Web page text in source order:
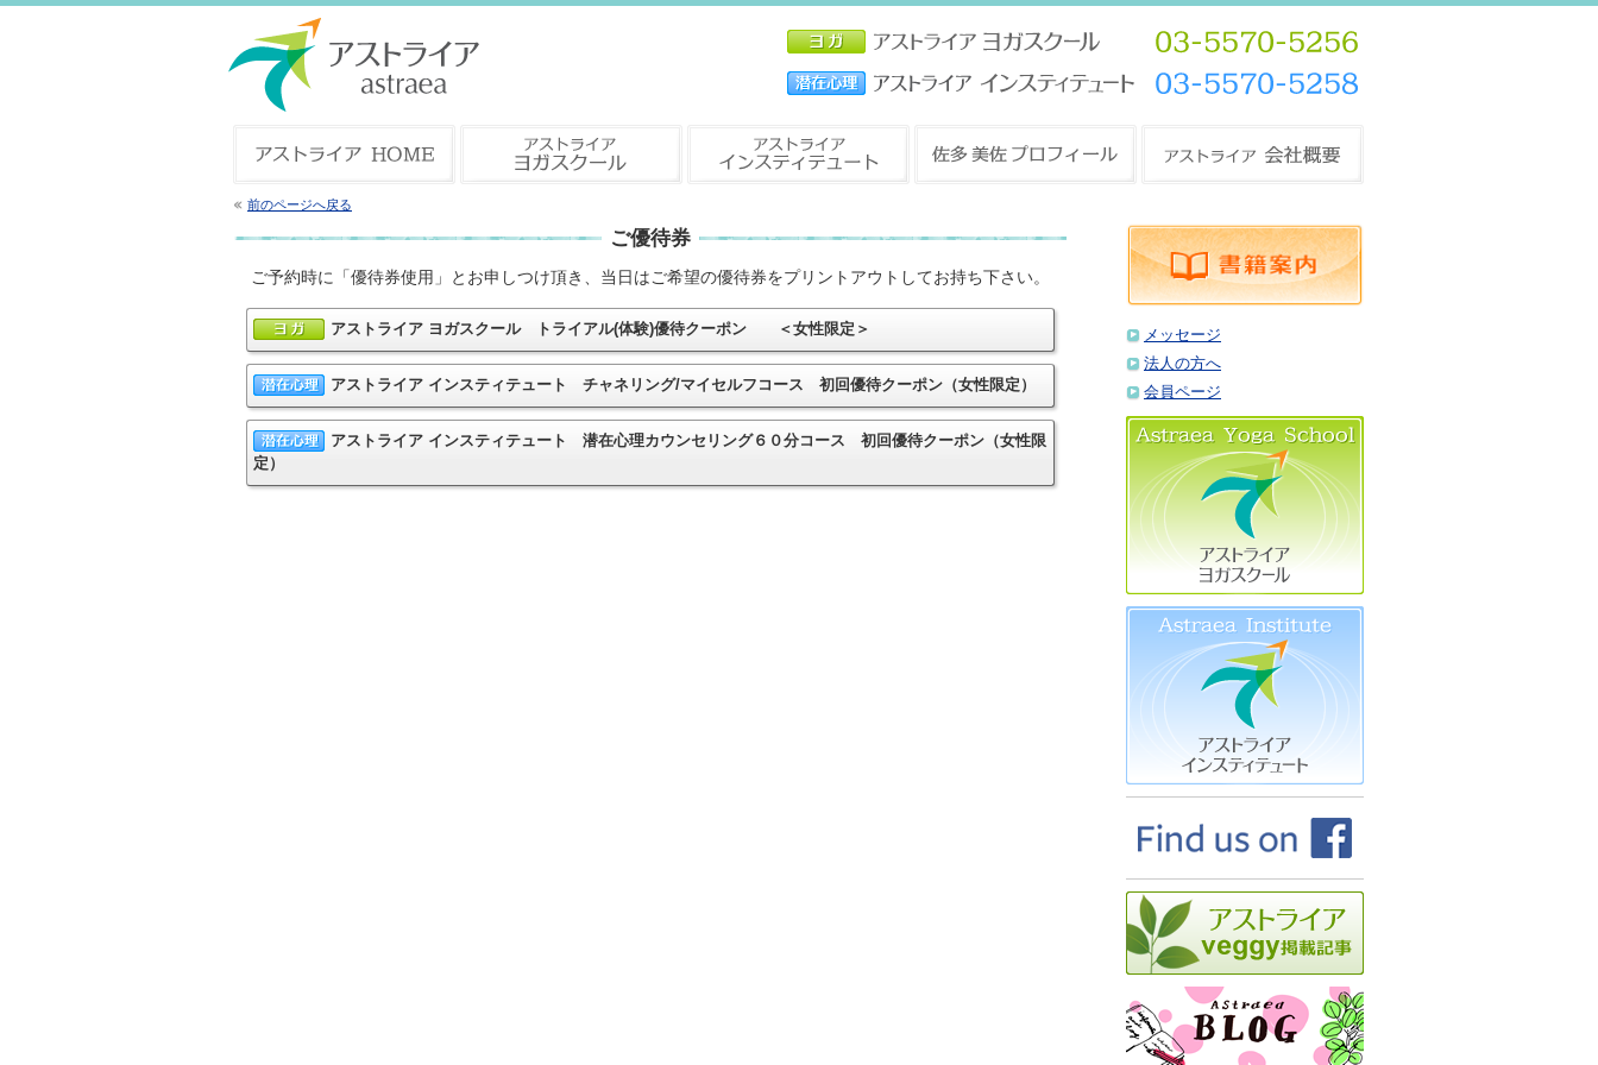
前のページへ戻る
ご優待券
ご予約時に「優待券使用」とお申しつけ頂き、当日はご希望の優待券をプリントアウトしてお持ち下さい。
アストライア ヨガスクール トライアル(体験)優待クーポン ＜女性限定＞
アストライア インスティテュート チャネリング/マイセルフコース 初回優待クーポン（女性限定）
アストライア インスティテュート 潜在心理カウンセリング６０分コース 初回優待クーポン（女性限
定）
メッセージ
法人の方へ
会員ページ